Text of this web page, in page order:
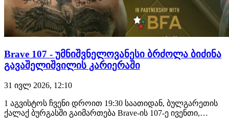
Brave 107 - უმნიშვნელოვანესი ბრძოლა ბიძინა
გავაშელიშვილის კარიერაში
31 ივლ 2026, 12:10
1 აგვისტოს ჩვენი დროით 19:30 საათიდან, ბულგარეთის
ქალაქ ბურგასში გაიმართება Brave-ის 107-ე ივენთი,